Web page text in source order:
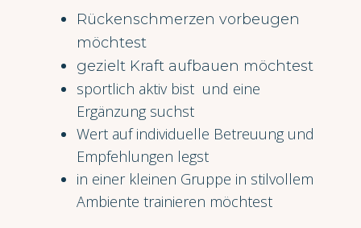
Rückenschmerzen vorbeugen
möchtest
gezielt Kraft aufbauen möchtest
sportlich aktiv bist und eine
Ergänzung suchst
Wert auf individuelle Betreuung und
Empfehlungen legst
in einer kleinen Gruppe in stilvollem
Ambiente trainieren möchtest